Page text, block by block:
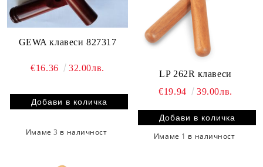
GEWA клавеси 827317
€16.36 32.00лв.
Имаме3 в наличност
LP 262R клавеси
€19.94
39.00лв.
Имаме 1 в наличност